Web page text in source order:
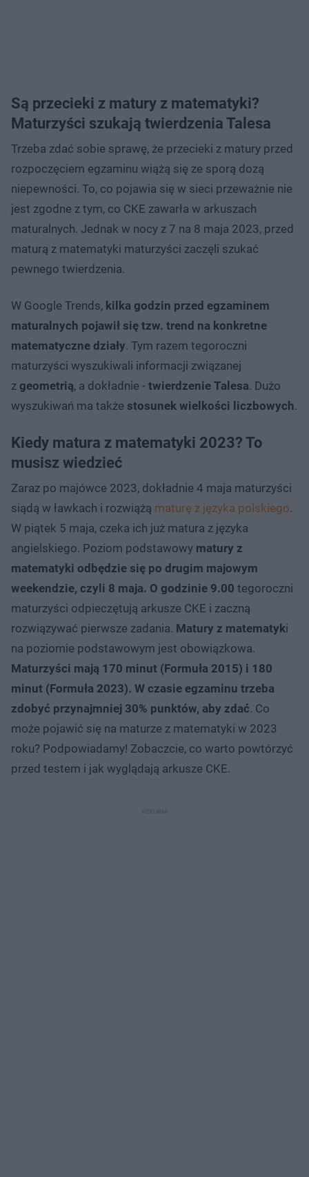
Są przecieki z matury z matematyki?
Maturzyści szukają twierdzenia Talesa
Trzeba zdać sobie sprawę, że przecieki z matury przed
rozpoczęciem egzaminu wiążą się ze sporą dozą
niepewności. To, co pojawia się w sieci przeważnie nie
jest zgodne z tym, co CKE zawarła w arkuszach
maturalnych. Jednak w nocy z 7 na 8 maja 2023, przed
maturą z matematyki maturzyści zaczęli szukać
pewnego twierdzenia.
W Google Trends, kilka godzin przed egzaminem
maturalnych pojawił się tzw. trend na konkretne
matematyczne działy. Tym razem tegoroczni
maturzyści wyszukiwali informacji związanej
z geometrią, a dokładnie - twierdzenie Talesa. Dużo
wyszukiwań ma także stosunek wielkości liczbowych.
Kiedy matura z matematyki 2023? To
musisz wiedzieć
Zaraz po majówce 2023, dokładnie 4 maja maturzyści
siądą w ławkach i rozwiążą maturę z języka polskiego.
W piątek 5 maja, czeka ich już matura z języka
angielskiego. Poziom podstawowy matury z
matematyki odbędzie się po drugim majowym
weekendzie, czyli 8 maja. O godzinie 9.00 tegoroczni
maturzyści odpieczętują arkusze CKE i zaczną
rozwiązywać pierwsze zadania. Matury z matematyki
na poziomie podstawowym jest obowiązkowa.
Maturzyści mają 170 minut (Formuła 2015) i 180
minut (Formuła 2023). W czasie egzaminu trzeba
zdobyć przynajmniej 30% punktów, aby zdać. Co
może pojawić się na maturze z matematyki w 2023
roku? Podpowiadamy! Zobaczcie, co warto powtórzyć
przed testem i jak wyglądają arkusze CKE.